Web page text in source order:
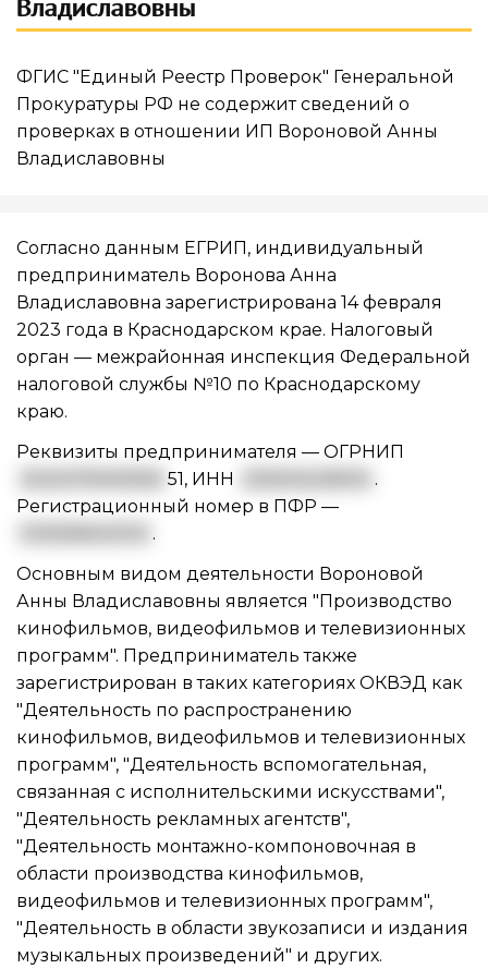
ФГИС "Единый Реестр Проверок" Генеральной
Прокуратуры РФ не содержит сведений о
проверках в отношении ИП Вороновой Анны
Владиславовны
Согласно данным ЕГРИП, индивидуальный
предприниматель Воронова Анна
Владиславовна зарегистрирована 14 февраля
2023 года в Краснодарском крае. Налоговый
орган — межрайонная инспекция Федеральной
налоговой службы №10 по Краснодарскому
краю.
Реквизиты предпринимателя — ОГРНИП
51 , ИНН
.
Регистрационный номер в ПФР —
.
Основным видом деятельности Вороновой
Анны Владиславовны является "Производство
кинофильмов, видеофильмов и телевизионных
программ". Предприниматель также
зарегистрирован в таких категориях ОКВЭД как
"Деятельность по распространению
кинофильмов, видеофильмов и телевизионных
программ", "Деятельность вспомогательная,
связанная с исполнительскими искусствами",
"Деятельность рекламных агентств",
"Деятельность монтажно-компоновочная в
области производства кинофильмов,
видеофильмов и телевизионных программ",
"Деятельность в области звукозаписи и издания
музыкальных произведений" и других.